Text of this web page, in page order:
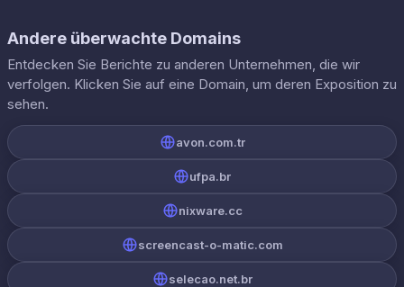
Andere überwachte Domains
Entdecken Sie Berichte zu anderen Unternehmen, die wir
verfolgen. Klicken Sie auf eine Domain, um deren Exposition zu
sehen.
avon.com.tr
ufpa.br
nixware.cc
screencast-o-matic.com
selecao.net.br